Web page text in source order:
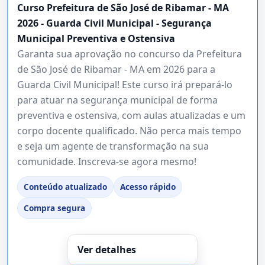
Curso Prefeitura de São José de Ribamar - MA
2026 - Guarda Civil Municipal - Segurança
Municipal Preventiva e Ostensiva
Garanta sua aprovação no concurso da Prefeitura
de São José de Ribamar - MA em 2026 para a
Guarda Civil Municipal! Este curso irá prepará-lo
para atuar na segurança municipal de forma
preventiva e ostensiva, com aulas atualizadas e um
corpo docente qualificado. Não perca mais tempo
e seja um agente de transformação na sua
comunidade. Inscreva-se agora mesmo!
Conteúdo atualizado
Acesso rápido
Compra segura
Ver detalhes